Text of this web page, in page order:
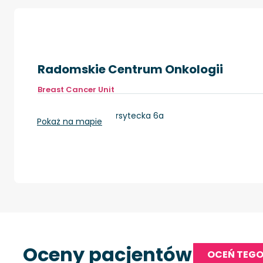
Radomskie Centrum Onkologii
Breast Cancer Unit
Radom, ul. Uniwersytecka 6a
Pokaż na mapie
Oceny pacjentów OCEŃ